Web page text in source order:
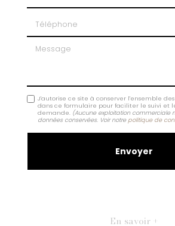
Message
J'autorise ce site à conserver l'ensemble
dans ce formulaire pour faciliter le suivi et
demande. (Aucune exploitation commerciale
données conservées. Voir notre politique de
En savoir +